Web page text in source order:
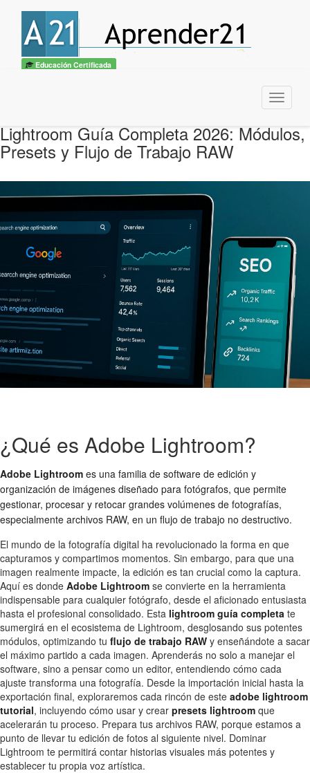
Educación Certificada
Menu
Lightroom Guía Completa 2026: Módulos,
Presets y Flujo de Trabajo RAW
¿Qué es Adobe Lightroom?
Adobe Lightroom es una familia de software de edición y
organización de imágenes diseñado para fotógrafos, que permite
gestionar, procesar y retocar grandes volúmenes de fotografías,
especialmente archivos RAW, en un flujo de trabajo no destructivo.
El mundo de la fotografía digital ha revolucionado la forma en que
capturamos y compartimos momentos. Sin embargo, para que una
imagen realmente impacte, la edición es tan crucial como la captura.
Aquí es donde Adobe Lightroom se convierte en la herramienta
indispensable para cualquier fotógrafo, desde el aficionado entusiasta
hasta el profesional consolidado. Esta lightroom guía completa te
sumergirá en el ecosistema de Lightroom, desglosando sus potentes
módulos, optimizando tu flujo de trabajo RAW y enseñándote a sacar
el máximo partido a cada imagen. Aprenderás no solo a manejar el
software, sino a pensar como un editor, entendiendo cómo cada
ajuste transforma una fotografía. Desde la importación inicial hasta la
exportación final, exploraremos cada rincón de este adobe lightroom
tutorial, incluyendo cómo usar y crear presets lightroom que
acelerarán tu proceso. Prepara tus archivos RAW, porque estamos a
punto de llevar tu edición de fotos al siguiente nivel. Dominar
Lightroom te permitirá contar historias visuales más potentes y
establecer tu propia voz artística.